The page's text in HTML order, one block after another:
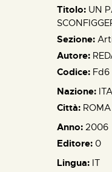
ELISA
CONTATTI
Titolo: UN
Sezione:
Autore:
Codice: Fd6
Nazione:
Città: ROMA
Anno: 2006
Editore: 0
Lingua: IT